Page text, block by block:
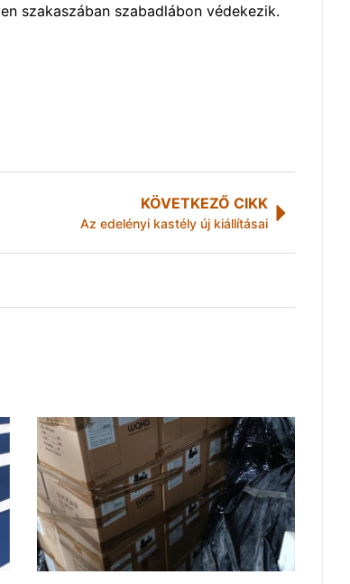
szakaszában szabadlábon védekezik.
KÖVETKEZŐ CIKK
Az edelényi kastély új kiállításai